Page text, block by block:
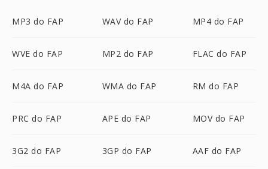
MP3 do FAP WAV do FAP MP4 do FAP
WVE do FAP MP2 do FAP FLAC do FAP
M4A do FAP WMA do FAP RM do FAP
PRC do FAP APE do FAP MOV do FAP
3G2 do FAP 3GP do FAP AAF do FAP